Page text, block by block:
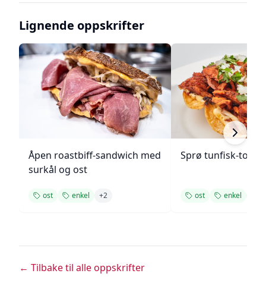
Lignende oppskrifter
Åpen roastbiff-sandwich med
surkål og ost
ost enkel +2
Sprø tunfisk-
ost enkel
← Tilbake til alle oppskrifter